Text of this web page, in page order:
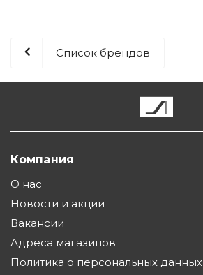
Список брендов
Компания
О нас
Новости и акции
Вакансии
Адреса магазинов
Политика о персональных данных